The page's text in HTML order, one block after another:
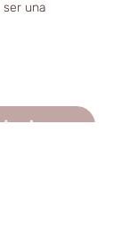
una
ahora